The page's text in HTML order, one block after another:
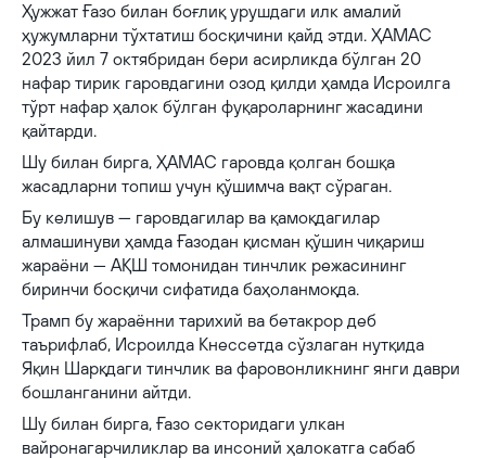
Ҳужжат Ғазо билан боғлиқ урушдаги илк амалий
ҳужумларни тўхтатиш босқичини қайд этди. ҲАМАС
2023 йил 7 октябридан бери асирликда бўлган 20
нафар тирик гаровдагини озод қилди ҳамда Исроилга
тўрт нафар ҳалок бўлган фуқароларнинг жасадини
қайтарди.
Шу билан бирга, ҲАМАС гаровда қолган бошқа
жасадларни топиш учун қўшимча вақт сўраган.
Бу келишув — гаровдагилар ва қамоқдагилар
алмашинуви ҳамда Ғазодан қисман қўшин чиқариш
жараёни — АҚШ томонидан тинчлик режасининг
биринчи босқичи сифатида баҳоланмоқда.
Трамп бу жараённи тарихий ва бетакрор деб
таърифлаб, Исроилда Кнессетда сўзлаган нутқида
Яқин Шарқдаги тинчлик ва фаровонликнинг янги даври
бошланганини айтди.
Шу билан бирга, Ғазо секторидаги улкан
вайронагарчиликлар ва инсоний ҳалокатга сабаб